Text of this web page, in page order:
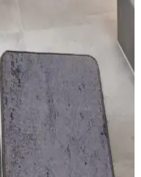
Halı
özellikleri, renk ve
şık ve
Halı
dayanıklı ve